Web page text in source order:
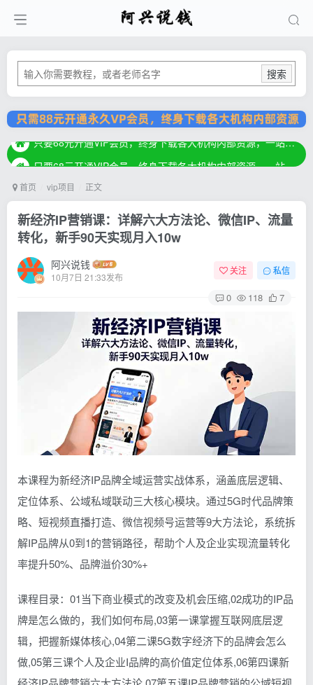
搜索
只要68元开通VIP会员，终身下载各大机构内部资源，一站式草根创业基地，最新最强网赚教程大全，小投入，大回报！
首页 vip项目 正文
新经济IP营销课：详解六大方法论、微信IP、流量
转化，新手90天实现月入10w
阿兴说钱
10月7日 21:33发布
关注 私信
0 118 7
本课程为新经济IP品牌全域运营实战体系，涵盖底层逻辑、
定位体系、公域私域联动三大核心模块。通过5G时代品牌策
略、短视频直播打造、微信视频号运营等9大方法论，系统拆
解IP品牌从0到1的营销路径，帮助个人及企业实现流量转化
率提升50%、品牌溢价30%+
课程目录：01当下商业模式的改变及机会压缩,02成功的IP品
牌是怎么做的，我们如何布局,03第一课掌握互联网底层逻
辑，把握新媒体核心,04第二课5G数字经济下的品牌会怎么
做,05第三课个人及企业I品牌的高价值定位体系,06第四课新